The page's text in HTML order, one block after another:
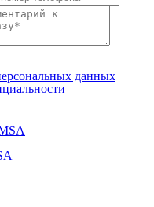
данных